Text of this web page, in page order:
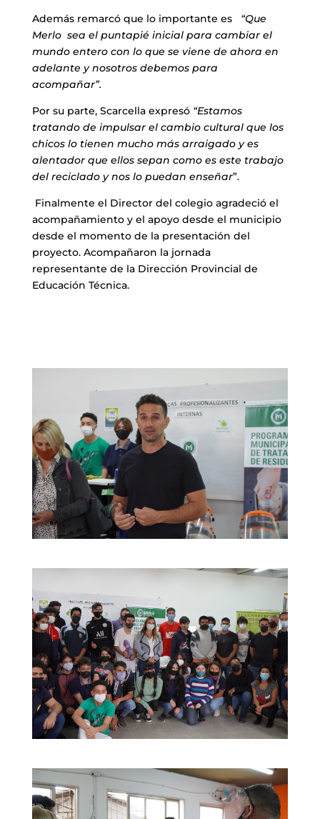
Además remarcó que lo importante es “Que
Merlo sea el puntapié inicial para cambiar el
mundo entero con lo que se viene de ahora en
adelante y nosotros debemos para
acompañar”.
Por su parte, Scarcella expresó “Estamos
tratando de impulsar el cambio cultural que los
chicos lo tienen mucho más arraigado y es
alentador que ellos sepan como es este trabajo
del reciclado y nos lo puedan enseñar”.
Finalmente el Director del colegio agradeció el
acompañamiento y el apoyo desde el municipio
desde el momento de la presentación del
proyecto. Acompañaron la jornada
representante de la Dirección Provincial de
Educación Técnica.